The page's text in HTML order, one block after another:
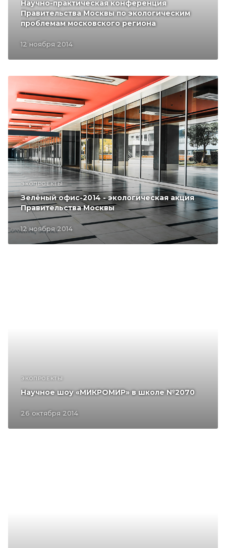
12 ноября 2014
Научно-практическая конференция
Правительства Москвы по экологическим
проблемам московского региона
ЭКОПРОЕКТЫ
12 ноября 2014
Зелёный офис-2014 - экологическая акция
Правительства Москвы
ЭКОПРОЕКТЫ
26 октября 2014
Научное шоу «МИКРОМИР» в школе №2070